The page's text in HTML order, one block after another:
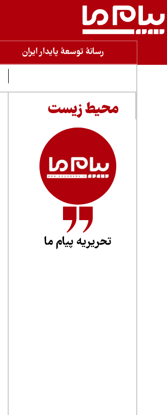
رسانۀ توسعۀ پایدار ایران
محیط زیست
تحریریه پیام ما